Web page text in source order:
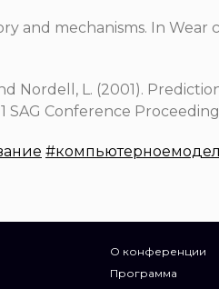
and mechanisms. In
Nordell, L. (2001).
Conference
О конференции
Программа